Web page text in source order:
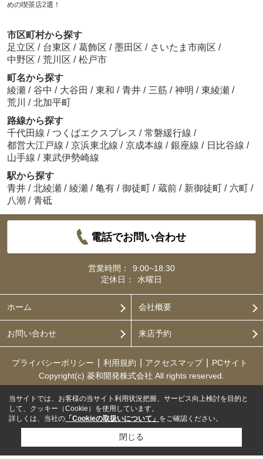
めの喫茶店2選！
市区町村から探す
足立区 / 台東区 / 葛飾区 / 墨田区 / さいたま市南区 /
中野区 / 荒川区 / 松戸市
町名から探す
綾瀬 / 谷中 / 大谷田 / 東和 / 青井 / 三筋 / 神明 / 東綾瀬 /
荒川 / 北加平町
路線から探す
千代田線 / つくばエクスプレス / 常磐緩行線 /
都営大江戸線 / 京浜東北線 / 京成本線 / 銀座線 / 日比谷線 /
山手線 / 東武伊勢崎線
駅から探す
青井 / 北綾瀬 / 綾瀬 / 亀有 / 御徒町 / 蔵前 / 新御徒町 / 六町 /
八潮 / 青砥
電話でお問い合わせ
営業時間：
9:00~18:30
定休日：
水曜日
ホーム 会社概要
お問い合わせ 来店予約
プライバシーポリシー 利用規約 アクセスマップ
PCサイト
Copyright(c) 菱和開発株式会社 All rights reserved.
当サイトでは、お客様の当サイト利用状況把握、サービス向上検討を目的と
して、クッキー（Cookie）を使用しています。
詳しくは、当社の 「Cookieの取扱いについて」 をご確認ください。
閉じる